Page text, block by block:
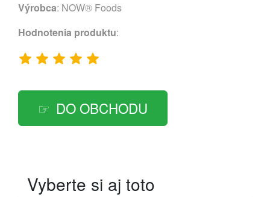
Výrobca: NOW® Foods
Hodnotenia produktu:
DO OBCHODU
Vyberte si aj toto